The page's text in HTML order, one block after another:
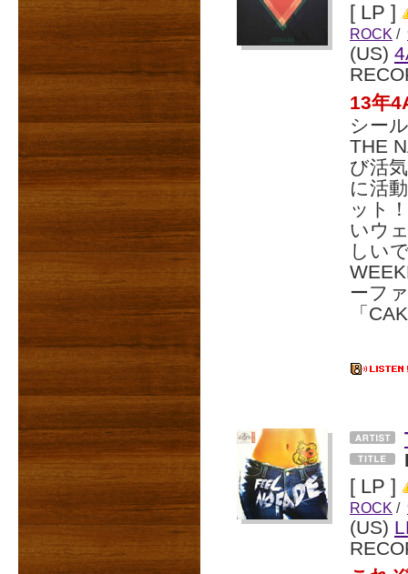
[ LP ]
ROCK /
(US)
13年
シー
THE
び活
に活
ット
いウ
しい
ーフ
「
[ LP ]
ROCK /
(US)